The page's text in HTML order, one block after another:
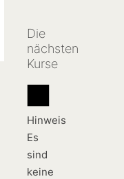
Die
nächsten
Kurse
Hinweis
Es
sind
keine